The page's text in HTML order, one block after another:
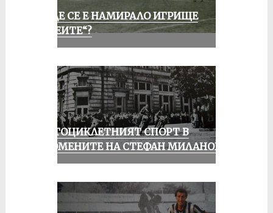
КЪДЕ СЕ Е НАМИРАЛО ИГРИЩЕ
„АЛЕИТЕ“?
МОТОЦИКЛЕТНИЯТ СПОРТ В
СПОМЕНИТЕ НА СТЕФАН МИЛАНОВ